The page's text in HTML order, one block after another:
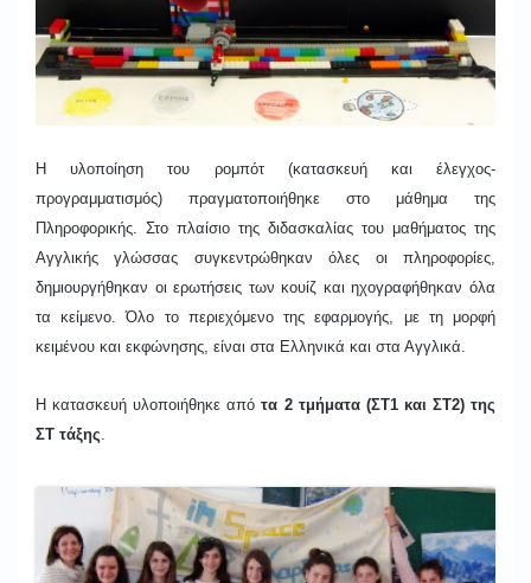
Η υλοποίηση του ρομπότ (κατασκευή και έλεγχος-
προγραμματισμός) πραγματοποιήθηκε στο μάθημα της
Πληροφορικής. Στο πλαίσιο της διδασκαλίας του μαθήματος της
Αγγλικής γλώσσας συγκεντρώθηκαν όλες οι πληροφορίες,
δημιουργήθηκαν οι ερωτήσεις των κουίζ και ηχογραφήθηκαν όλα
τα κείμενο. Όλο το περιεχόμενο της εφαρμογής, με τη μορφή
κειμένου και εκφώνησης, είναι στα Ελληνικά και στα Αγγλικά.
Η κατασκευή υλοποιήθηκε απότα 2 τμήματα (ΣΤ1 και ΣΤ2) της
ΣΤ τάξης.